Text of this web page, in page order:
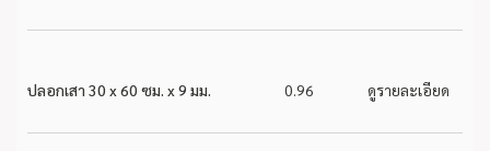
ปลอกเสา 30 x 60 ซม. x 9 มม. 0.96 ดูรายละเอียด